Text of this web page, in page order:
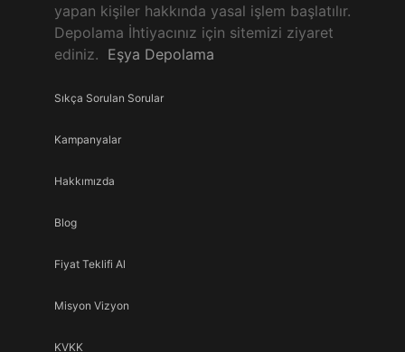
yapan kişiler hakkında yasal işlem başlatılır.
Depolama İhtiyacınız için sitemizi ziyaret
ediniz. Eşya Depolama
Sıkça Sorulan Sorular
Kampanyalar
Hakkımızda
Blog
Fiyat Teklifi Al
Misyon Vizyon
KVKK